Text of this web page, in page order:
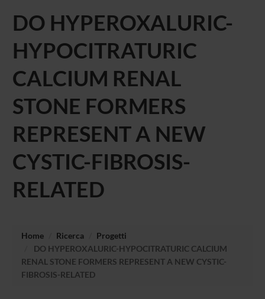
DO HYPEROXALURIC-
HYPOCITRATURIC
CALCIUM RENAL
STONE FORMERS
REPRESENT A NEW
CYSTIC-FIBROSIS-
RELATED
Home Ricerca
Progetti
DO HYPEROXALURIC-HYPOCITRATURIC CALCIUM
RENAL STONE FORMERS REPRESENT A NEW CYSTIC-
FIBROSIS-RELATED